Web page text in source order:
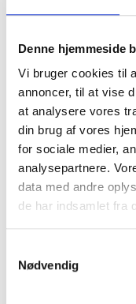
Denne hjemmeside
Vi bruger cookies til
annoncer, til at vise
at analysere vores
din brug af vores
for sociale medier,
analysepartnere.
data med andre
de har indsamlet fra
Nødvendig
Hold mig
Bliv en del af
relevante